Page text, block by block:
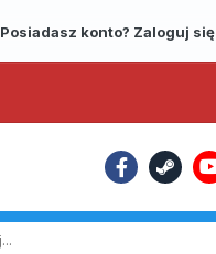
Posiadasz konto? Zaloguj się